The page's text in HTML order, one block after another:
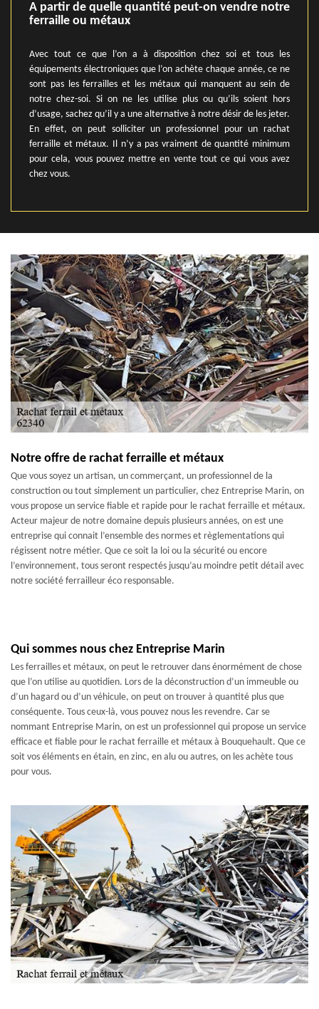
A partir de quelle quantité peut-on vendre notre
ferraille ou métaux
Avec tout ce que l’on a à disposition chez soi et tous les
équipements électroniques que l’on achète chaque année, ce ne
sont pas les ferrailles et les métaux qui manquent au sein de
notre chez-soi. Si on ne les utilise plus ou qu’ils soient hors
d’usage, sachez qu’il y a une alternative à notre désir de les jeter.
En effet, on peut solliciter un professionnel pour un rachat
ferraille et métaux. Il n’y a pas vraiment de quantité minimum
pour cela, vous pouvez mettre en vente tout ce qui vous avez
chez vous.
Notre offre de rachat ferraille et métaux
Que vous soyez un artisan, un commerçant, un professionnel de la
construction ou tout simplement un particulier, chez Entreprise Marin, on
vous propose un service fiable et rapide pour le rachat ferraille et métaux.
Acteur majeur de notre domaine depuis plusieurs années, on est une
entreprise qui connait l’ensemble des normes et règlementations qui
régissent notre métier. Que ce soit la loi ou la sécurité ou encore
l’environnement, tous seront respectés jusqu’au moindre petit détail avec
notre société ferrailleur éco responsable.
Qui sommes nous chez Entreprise Marin
Les ferrailles et métaux, on peut le retrouver dans énormément de chose
que l’on utilise au quotidien. Lors de la déconstruction d’un immeuble ou
d’un hagard ou d’un véhicule, on peut on trouver à quantité plus que
conséquente. Tous ceux-là, vous pouvez nous les revendre. Car se
nommant Entreprise Marin, on est un professionnel qui propose un service
efficace et fiable pour le rachat ferraille et métaux à Bouquehault. Que ce
soit vos éléments en étain, en zinc, en alu ou autres, on les achète tous
pour vous.